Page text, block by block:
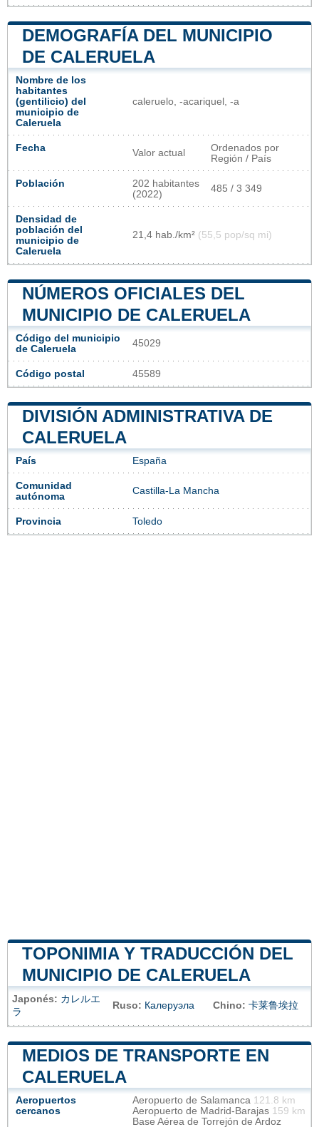
DEMOGRAFÍA DEL MUNICIPIO
DE CALERUELA
Nombre de los
habitantes
(gentilicio) del
municipio de
Caleruela
caleruelo, -acariquel, -a
Fecha Valor actual
Ordenados por
Región / País
Población
202 habitantes
(2022)
485 / 3 349
Densidad de
población del
municipio de
Caleruela
21,4 hab./km² (55,5 pop/sq mi)
NÚMEROS OFICIALES DEL
MUNICIPIO DE CALERUELA
Código del municipio
de Caleruela
45029
Código postal 45589
DIVISIÓN ADMINISTRATIVA DE
CALERUELA
País España
Comunidad
autónoma
Castilla-La Mancha
Provincia Toledo
TOPONIMIA Y TRADUCCIÓN DEL
MUNICIPIO DE CALERUELA
Japonés: カレルエ
ラ
Ruso: Калеруэла Chino: 卡莱鲁埃拉
MEDIOS DE TRANSPORTE EN
CALERUELA
Aeropuertos
cercanos
Aeropuerto de Salamanca 121.8 km
Aeropuerto de Madrid-Barajas 159 km
Base Aérea de Torrejón de Ardoz